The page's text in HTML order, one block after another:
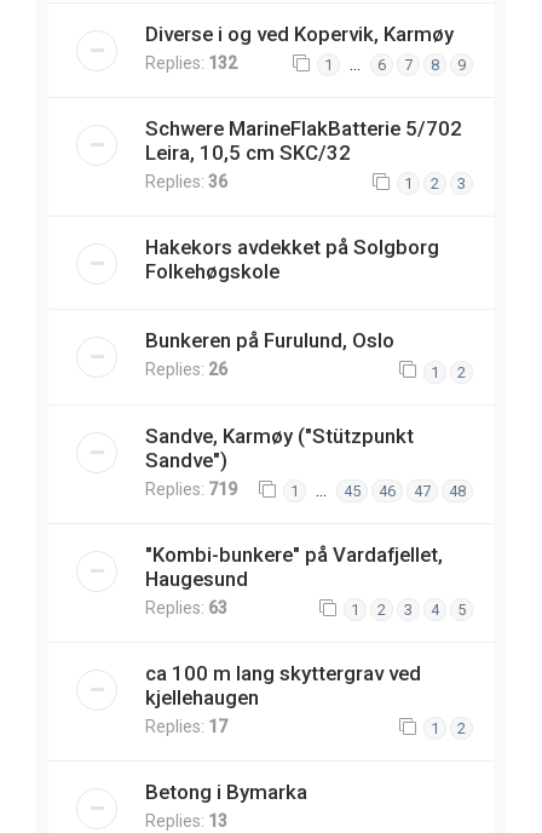
Diverse i og ved Kopervik, Karmøy
Replies: 132 1 … 6 7 8 9
Schwere MarineFlakBatterie 5/702
Leira, 10,5 cm SKC/32
Replies: 36 1 2 3
Hakekors avdekket på Solgborg
Folkehøgskole
Bunkeren på Furulund, Oslo
Replies: 26 1 2
Sandve, Karmøy ("Stützpunkt
Sandve")
Replies: 719 1 45 46 47 48
"Kombi-bunkere" på Vardafjellet,
Haugesund
Replies: 63 1 2 3 4 5
ca 100 m lang skyttergrav ved
kjellehaugen
Replies: 17 1 2
Betong i Bymarka
Replies: 13